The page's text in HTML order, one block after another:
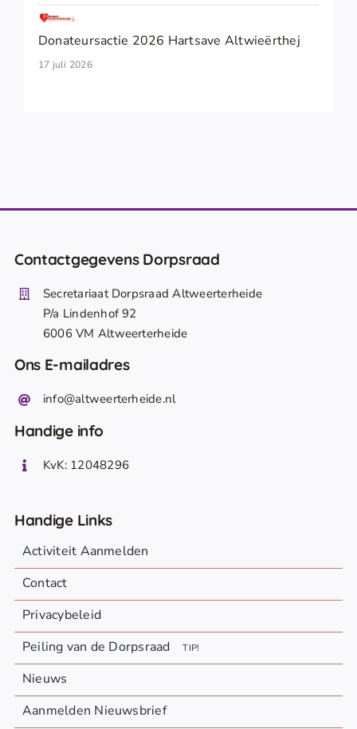
Donateursactie 2026 Hartsave Altwieërthej
17 juli 2026
Contactgegevens Dorpsraad
Secretariaat Dorpsraad Altweerterheide
P/a Lindenhof 92
6006 VM Altweerterheide
Ons E-mailadres
info@altweerterheide.nl
Handige info
KvK: 12048296
Handige Links
Activiteit Aanmelden
Contact
Privacybeleid
Peiling van de Dorpsraad
TIP!
Nieuws
Aanmelden Nieuwsbrief